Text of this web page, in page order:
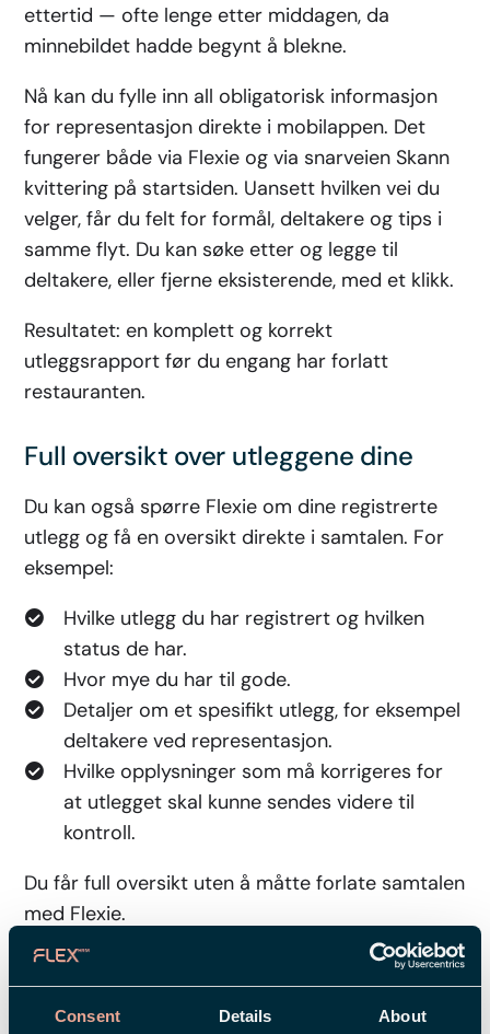
Consent Details About
ettertid — ofte lenge etter middagen, da
minnebildet hadde begynt å blekne.
Nå kan du fylle inn all obligatorisk informasjon
for representasjon direkte i mobilappen. Det
fungerer både via Flexie og via snarveien Skann
kvittering på startsiden. Uansett hvilken vei du
velger, får du felt for formål, deltakere og tips i
samme flyt. Du kan søke etter og legge til
deltakere, eller fjerne eksisterende, med et klikk.
Resultatet: en komplett og korrekt
utleggsrapport før du engang har forlatt
restauranten.
Full oversikt over utleggene dine
Du kan også spørre Flexie om dine registrerte
utlegg og få en oversikt direkte i samtalen. For
eksempel:
Hvilke utlegg du har registrert og hvilken
status de har.
Hvor mye du har til gode.
Detaljer om et spesifikt utlegg, for eksempel
deltakere ved representasjon.
Hvilke opplysninger som må korrigeres for
at utlegget skal kunne sendes videre til
kontroll.
Du får full oversikt uten å måtte forlate samtalen
med Flexie.
Fungerer også på web
Alle Flexie-funksjoner som er beskrevet i denne